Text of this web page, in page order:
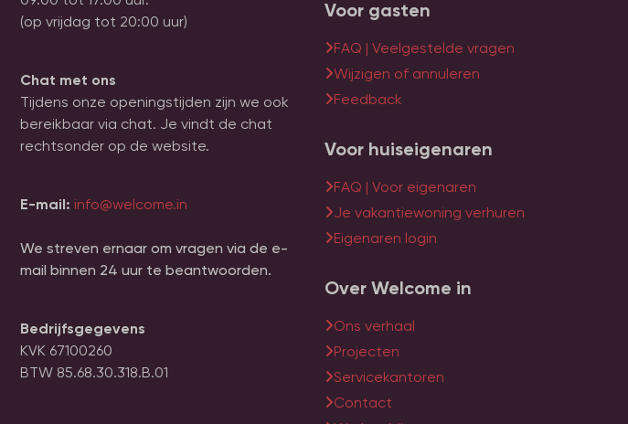
(op vrijdag tot 20:00 uur)
Chat met ons
Tijdens onze openingstijden zijn we ook
bereikbaar via chat. Je vindt de chat
rechtsonder op de website.
E-mail: info@welcome.in
We streven ernaar om vragen via de e-
mail binnen 24 uur te beantwoorden.
Bedrijfsgegevens
KVK 67100260
BTW 85.68.30.318.B.01
Voor gasten
FAQ | Veelgestelde vragen
Wijzigen of annuleren
Feedback
Voor huiseigenaren
FAQ | Voor eigenaren
Je vakantiewoning verhuren
Eigenaren login
Over Welcome in
Ons verhaal
Projecten
Servicekantoren
Contact